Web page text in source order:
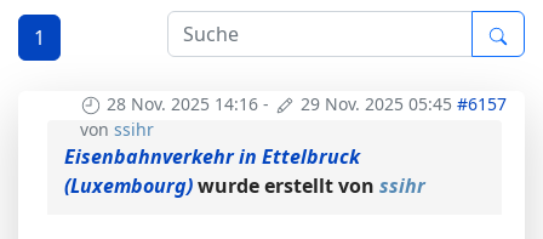
1
28 Nov. 2025 14:16 - 29 Nov. 2025 05:45 #6157
von ssihr
Eisenbahnverkehr in Ettelbruck
(Luxembourg)wurde erstellt von ssihr